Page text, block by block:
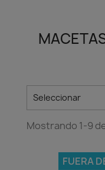
Seleccionar
Mostrando 1-9
FUERA